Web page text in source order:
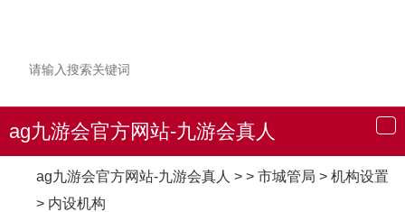
导
航
ag九游会官方网站-九游会真人
ag九游会官方网站-九游会真人 > > 市城管局 > 机构设置
> 内设机构